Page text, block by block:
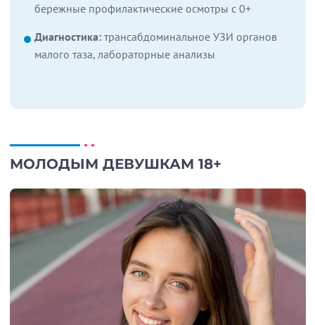
бережные профилактические осмотры с 0+
Диагностика:трансабдоминальное УЗИ органов
малого таза, лабораторные анализы
МОЛОДЫМ ДЕВУШКАМ 18+